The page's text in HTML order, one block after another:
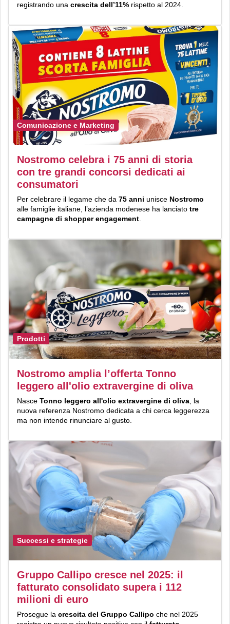
registrando una crescita dell’11% rispetto al 2024.
Comunicazione e Marketing
Nostromo celebra i 75 anni di storia
con tre grandi concorsi dedicati ai
consumatori
Per celebrare il legame che da 75 anni unisce Nostromo
alle famiglie italiane, l’azienda modenese ha lanciato tre
campagne di shopper engagement
Prodotti
Nostromo amplia l’offerta Tonno
leggero all'olio extravergine di oliva
Nasce Tonno leggero all'olio extravergine di oliva , la
nuova referenza Nostromo dedicata a chi cerca leggerezza
ma non intende rinunciare al gusto.
Successi e strategie
Gruppo Callipo cresce nel 2025: il
fatturato consolidato supera i 112
milioni di euro
Prosegue la crescita del Gruppo Callipo che nel 2025